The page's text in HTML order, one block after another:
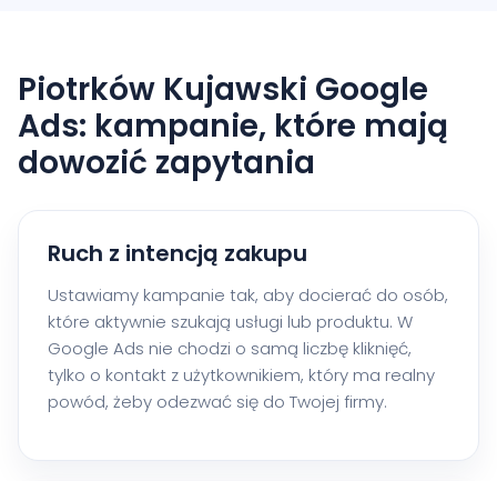
Piotrków Kujawski Google
Ads: kampanie, które mają
dowozić zapytania
Ruch z intencją zakupu
Ustawiamy kampanie tak, aby docierać do osób,
które aktywnie szukają usługi lub produktu. W
Google Ads nie chodzi o samą liczbę kliknięć,
tylko o kontakt z użytkownikiem, który ma realny
powód, żeby odezwać się do Twojej firmy.